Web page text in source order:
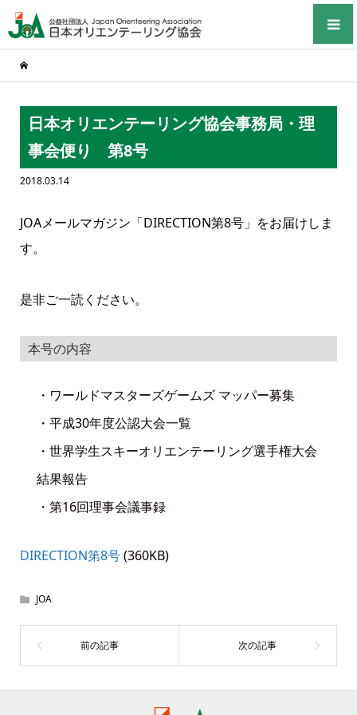
日本オリエンテーリング協会事務局・理
事会便り 第8号
2018.03.14
JOAメールマガジン「DIRECTION第8号」をお届けしま
す。
是非ご一読ください。
本号の内容
・ワールドマスターズゲームズ マッパー募集
・平成30年度公認大会一覧
・世界学生スキーオリエンテーリング選手権大会
結果報告
・第16回理事会議事録
DIRECTION第8号(360KB)
JOA